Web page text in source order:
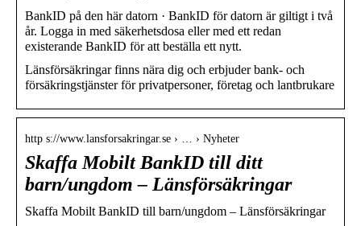
BankID på den här datorn · BankID för datorn är giltigt i två
år. Logga in med säkerhetsdosa eller med ett redan
existerande BankID för att beställa ett nytt.
Länsförsäkringar finns nära dig och erbjuder bank- och
försäkringstjänster för privatpersoner, företag och lantbrukare
http s://www.lansforsakringar.se › … › Nyheter
Skaffa Mobilt BankID till ditt
barn/ungdom – Länsförsäkringar
Skaffa Mobilt BankID till barn/ungdom – Länsförsäkringar